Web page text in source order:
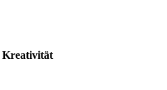
Kreativität